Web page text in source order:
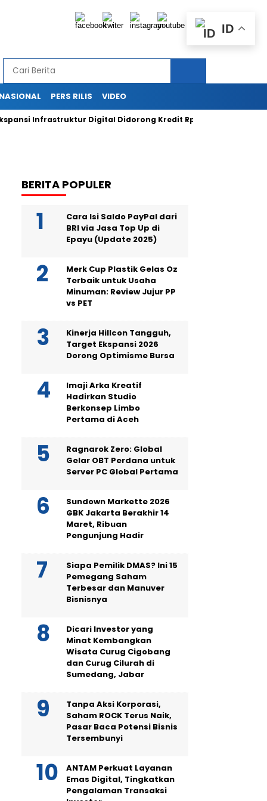
PERS RILIS VIDEO
Infrastruktur Digital Didorong Kredit Rp400 Miliar TOWR dari
BERITA POPULER
Cara Isi Saldo PayPal dari
BRI via Jasa Top Up di
Epayu (Update 2025)
Merk Cup Plastik Gelas Oz
Terbaik untuk Usaha
Minuman: Review Jujur PP
vs PET
Kinerja Hillcon Tangguh,
Target Ekspansi 2026
Dorong Optimisme Bursa
Imaji Arka Kreatif
Hadirkan Studio
Berkonsep Limbo
Pertama di Aceh
Ragnarok Zero: Global
Gelar OBT Perdana untuk
Server PC Global Pertama
Sundown Markette 2026
GBK Jakarta Berakhir 14
Maret, Ribuan
Pengunjung Hadir
Siapa Pemilik DMAS? Ini 15
Pemegang Saham
Terbesar dan Manuver
Bisnisnya
Dicari Investor yang
Minat Kembangkan
Wisata Curug Cigobang
dan Curug Cilurah di
Sumedang, Jabar
Tanpa Aksi Korporasi,
Saham ROCK Terus Naik,
Pasar Baca Potensi Bisnis
Tersembunyi
ANTAM Perkuat Layanan
Emas Digital, Tingkatkan
Pengalaman Transaksi
ID